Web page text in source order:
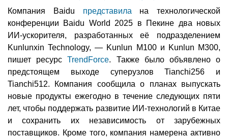
Компания Baidu представила на технологической
конференции Baidu World 2025 в Пекине два новых
ИИ-ускорителя, разработанных её подразделением
Kunlunxin Technology, — Kunlun M100 и Kunlun M300,
пишет ресурсTrendForce. Также было объявлено о
предстоящем выходе суперузлов Tianchi256 и
Tianchi512. Компания сообщила о планах выпускать
новые продукты ежегодно в течение следующих пяти
лет, чтобы поддержать развитие ИИ-технологий в Китае
и сохранить их независимость от зарубежных
поставщиков. Кроме того, компания намерена активно